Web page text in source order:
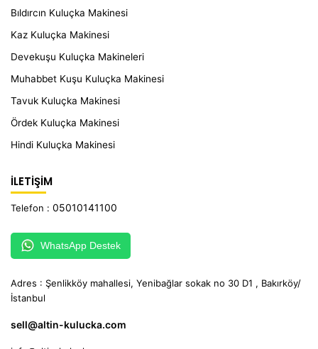
Bıldırcın Kuluçka Makinesi
Kaz Kuluçka Makinesi
Devekuşu Kuluçka Makineleri
Muhabbet Kuşu Kuluçka Makinesi
Tavuk Kuluçka Makinesi
Ördek Kuluçka Makinesi
Hindi Kuluçka Makinesi
İLETİŞİM
Telefon : 05010141100
WhatsApp Destek
Adres : Şenlikköy mahallesi, Yenibağlar sokak no 30 D1 , Bakırköy/
İstanbul
sell@altin-kulucka.com